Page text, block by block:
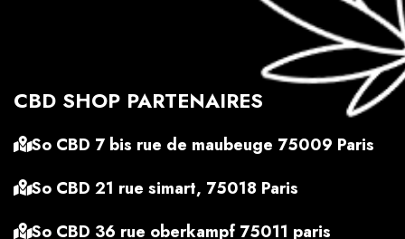
CBD SHOP PARTENAIRES
So CBD 7 bis rue de maubeuge 75009 Paris
So CBD 21 rue simart, 75018 Paris
So CBD 36 rue oberkampf 75011 paris